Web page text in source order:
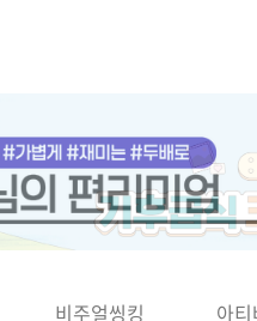
비주얼씽킹 아